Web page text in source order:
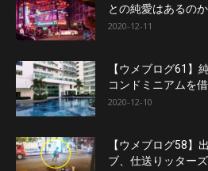
との純愛はあるの
2020-12-11
【ウメブログ61】
コンドミニアムを
2020-12-10
【ウメブログ58】
ブ、仕送りッター